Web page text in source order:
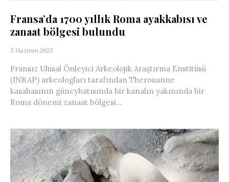
Fransa’da 1700 yıllık Roma ayakkabısı ve
zanaat bölgesi bulundu
3 Haziran 2023
Fransız Ulusal Önleyici Arkeolojik Araştırma Enstitüsü
(INRAP) arkeologları tarafından Therouanne
kasabasının güneybatısında bir kanalın yakınında bir
Roma dönemi zanaat bölgesi...